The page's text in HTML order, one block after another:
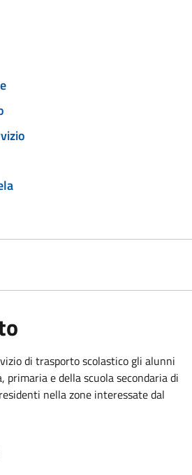
di trasporto scolastico gli alunni
primaria e della scuola secondaria di
nella zone interessate dal